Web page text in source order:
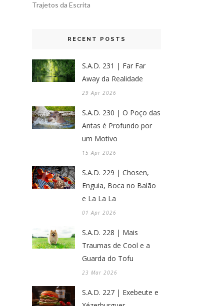
Trajetos da Escrita
RECENT POSTS
S.A.D. 231 | Far Far
Away da Realidade
29 Apr 2026
S.A.D. 230 | O Poço das
Antas é Profundo por
um Motivo
15 Apr 2026
S.A.D. 229 | Chosen,
Enguia, Boca no Balão
e La La La
01 Apr 2026
S.A.D. 228 | Mais
Traumas de Cool e a
Guarda do Tofu
23 Mar 2026
S.A.D. 227 | Exebeute e